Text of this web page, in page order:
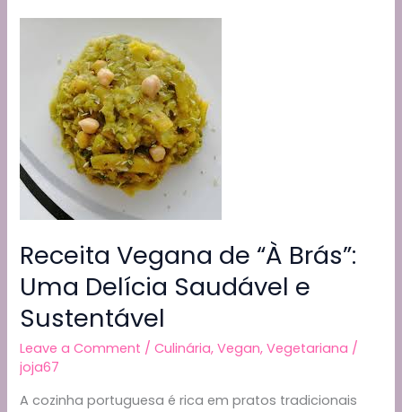
o
k
m
na
pessoas)
Receita Vegana de “À Brás”:
Uma Delícia Saudável e
Sustentável
Leave a Comment /Culinária,Vegan,Vegetariana /
joja67
A cozinha portuguesa é rica em pratos tradicionais